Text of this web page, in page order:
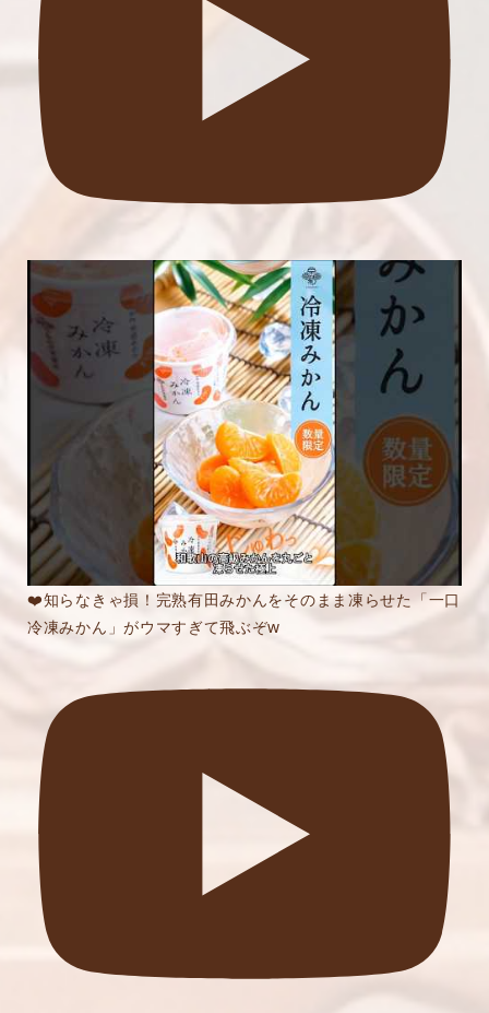
❤️知らなきゃ損！完熟有田みかんをそのまま凍らせた「一口
冷凍みかん」がウマすぎて飛ぶぞw